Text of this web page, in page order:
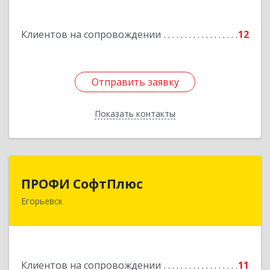
Клиентов на сопровождении 12
Отправить заявку
Показать контакты
Отправить заявку
Назад
ПРОФИ СофтПлюс
Егорьевск
Клиентов на сопровождении 11